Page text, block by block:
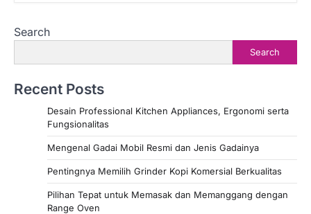
Search
Search
Recent Posts
Desain Professional Kitchen Appliances, Ergonomi serta
Fungsionalitas
Mengenal Gadai Mobil Resmi dan Jenis Gadainya
Pentingnya Memilih Grinder Kopi Komersial Berkualitas
Pilihan Tepat untuk Memasak dan Memanggang dengan
Range Oven